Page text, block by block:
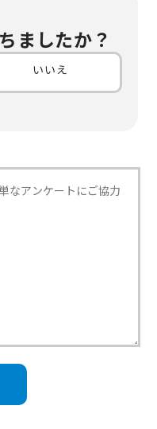
ましたか？
いいえ